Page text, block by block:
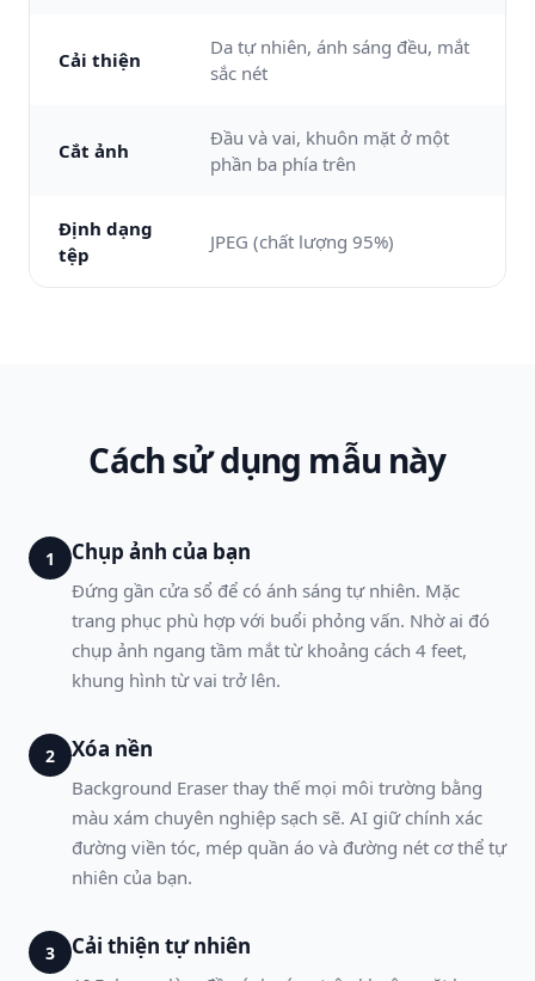
Cải thiện
Da tự nhiên, ánh sáng đều, mắt
sắc nét
Cắt ảnh
Đầu và vai, khuôn mặt ở một
phần ba phía trên
Định dạng
tệp
JPEG (chất lượng 95%)
Cách sử dụng mẫu này
1 Chụp ảnh của bạn
Đứng gần cửa sổ để có ánh sáng tự nhiên. Mặc
trang phục phù hợp với buổi phỏng vấn. Nhờ ai đó
chụp ảnh ngang tầm mắt từ khoảng cách 4 feet,
khung hình từ vai trở lên.
2 Xóa nền
Background Eraser thay thế mọi môi trường bằng
màu xám chuyên nghiệp sạch sẽ. AI giữ chính xác
đường viền tóc, mép quần áo và đường nét cơ thể tự
nhiên của bạn.
3 Cải thiện tự nhiên